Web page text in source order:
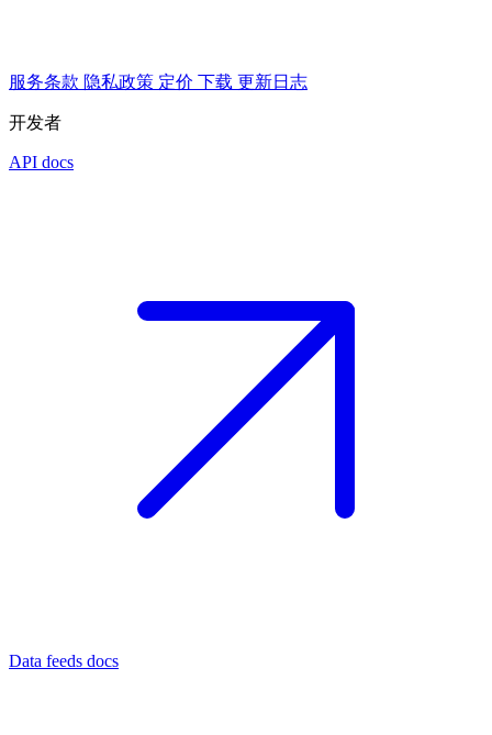
服务条款 隐私政策 定价 下载 更新日志
开发者
API docs
Data feeds docs